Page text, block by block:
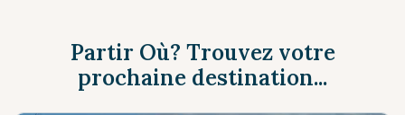
Partir Où? Trouvez votre
prochaine destination...